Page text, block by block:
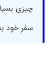
چیزی
سفر خود